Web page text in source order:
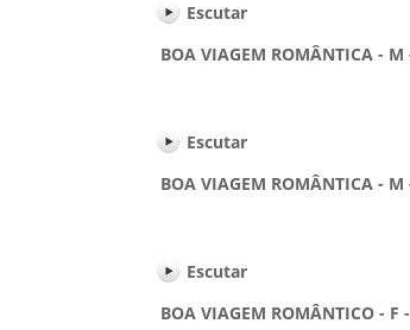
Escutar
BOA VIAGEM ROMÂNTICA - M
Escutar
BOA VIAGEM ROMÂNTICA - M
Escutar
BOA VIAGEM ROMÂNTICO - F -